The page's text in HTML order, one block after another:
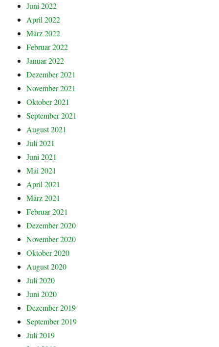
Juni 2022
April 2022
März 2022
Februar 2022
Januar 2022
Dezember 2021
November 2021
Oktober 2021
September 2021
August 2021
Juli 2021
Juni 2021
Mai 2021
April 2021
März 2021
Februar 2021
Dezember 2020
November 2020
Oktober 2020
August 2020
Juli 2020
Juni 2020
Dezember 2019
September 2019
Juli 2019